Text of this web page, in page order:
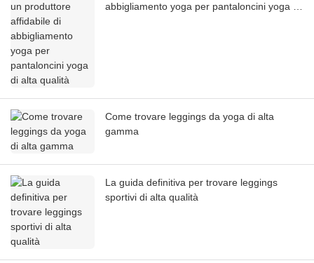
abbigliamento yoga per pantaloncini yoga di
Come trovare leggings da yoga di alta
gamma
La guida definitiva per trovare leggings
sportivi di alta qualità